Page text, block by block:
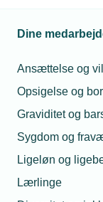
Dine
Ansættelse og
Opsigelse og
Graviditet og
Sygdom og
Ligeløn og
Lærlinge
Publiceret:
01.
Skrevet af: Mads